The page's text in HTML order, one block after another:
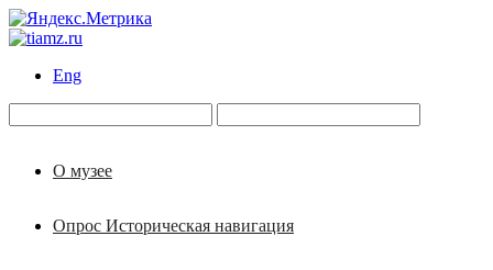
Eng
О музее
Опрос Историческая навигация